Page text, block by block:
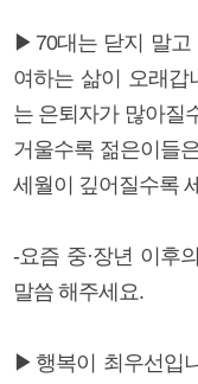
▶70대는 닫지 말고
여하는 삶이 오래
는 은퇴자가 많아질
거울수록 젊은이들
세월이 깊어질수록
-요즘 중·장년 이후
말씀 해주세요.
▶행복이 최우선입